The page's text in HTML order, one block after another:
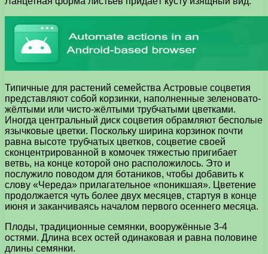
Типичные для растений семейства Астровые соцветия
представляют собой корзинки, наполненные зеленовато-
жёлтыми или чисто-жёлтыми трубчатыми цветками.
Иногда центральный диск соцветия обрамляют бесполые
язычковые цветки. Поскольку ширина корзинок почти
равна высоте трубчатых цветков, соцветие своей
сконцентрированной в комочек тяжестью пригибает
ветвь, на конце которой оно расположилось. Это и
послужило поводом для ботаников, чтобы добавить к
слову «Череда» прилагательное «поникшая». Цветение
продолжается чуть более двух месяцев, стартуя в конце
июня и заканчиваясь началом первого осеннего месяца.
Плоды, традиционные семянки, вооружённые 3-4
остями. Длина всех остей одинаковая и равна половине
длины семянки.